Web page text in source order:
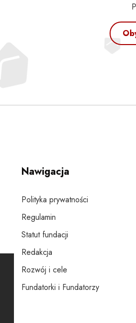
Nawigacja
Polityka prywatności
Regulamin
Statut fundacji
Redakcja
Rozwój i cele
Fundatorki i Fundatorzy